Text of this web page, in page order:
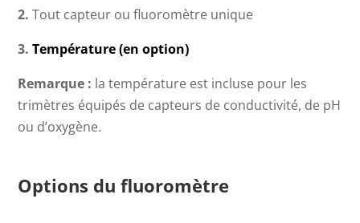
2.Tout capteur ou fluoromètre unique
3.Température (en option)
Remarque : la température est incluse pour les
trimètres équipés de capteurs de conductivité, de pH
ou d’oxygène.
Options du fluoromètre